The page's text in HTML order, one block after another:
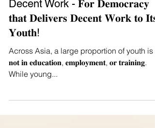
#PeoplePOWER 🌐 World Day
Decent Work - 𝐅𝐨𝐫 𝐃𝐞𝐦𝐨𝐜𝐫𝐚𝐜𝐲
𝐭𝐡𝐚𝐭 𝐃𝐞𝐥𝐢𝐯𝐞𝐫𝐬 𝐃𝐞𝐜𝐞𝐧𝐭 𝐖𝐨𝐫𝐤 𝐭𝐨 𝐈𝐭𝐬
𝐘𝐨𝐮𝐭𝐡!
Across Asia, a large proportion of youth is
𝐧𝐨𝐭 𝐢𝐧 𝐞𝐝𝐮𝐜𝐚𝐭𝐢𝐨𝐧, 𝐞𝐦𝐩𝐥𝐨𝐲𝐦𝐞𝐧𝐭, 𝐨𝐫 𝐭𝐫𝐚𝐢𝐧𝐢𝐧𝐠.